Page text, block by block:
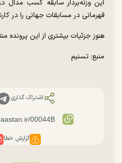
این وزنه‌بردار سابقه کسب مدال
قهرمانی در مسابقات جهانی را در
هنوز جزئیات بیشتری از این پرونده
منبع: تسنیم
اشتراک گذاری:
گزارش خطا